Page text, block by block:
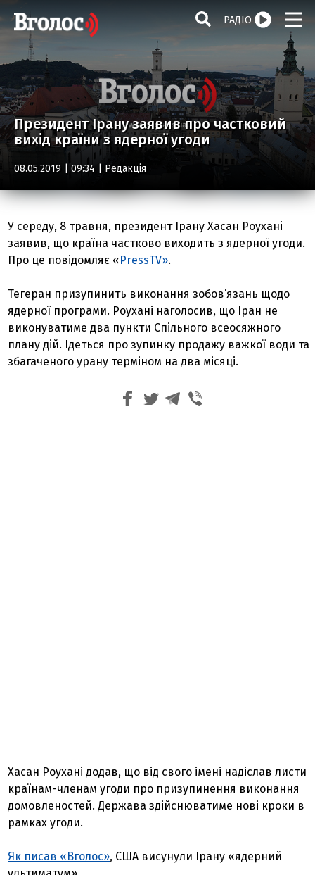
РАДІО
Президент Ірану заявив про частковий
вихід країни з ядерної угоди
08.05.2019 | 09:34 | Редакція
У середу, 8 травня, президент Ірану Хасан Роухані
заявив, що країна частково виходить з ядерної угоди.
Про це повідомляє «PressTV».
Тегеран призупинить виконання зобов’язань щодо
ядерної програми. Роухані наголосив, що Іран не
виконуватиме два пункти Спільного всеосяжного
плану дій. Ідеться про зупинку продажу важкої води та
збагаченого урану терміном на два місяці.
Хасан Роухані додав, що від свого імені надіслав листи
країнам-членам угоди про призупинення виконання
домовленостей. Держава здійснюватиме нові кроки в
рамках угоди.
Як писав «Вголос», США висунули Ірану «ядерний